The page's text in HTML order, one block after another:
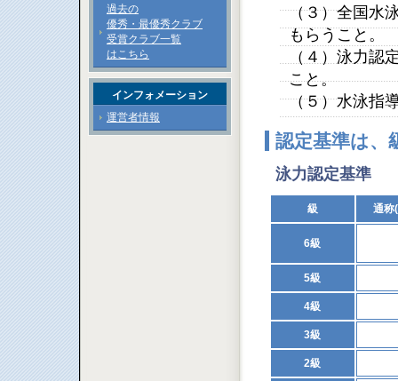
（３）全国水
もらうこと。
（４）泳力認
こと。
（５）水泳指
認定基準は、
泳力認定基準
級 通称
6級
5級
4級
3級
2級
過去の
優秀・最優秀クラブ
受賞クラブ一覧
はこちら
インフォメーション
運営者情報